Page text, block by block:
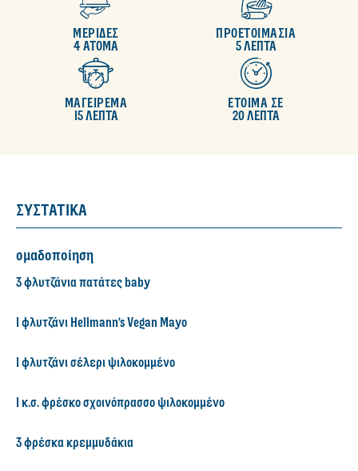
4 ΑΤΟΜΑ
ΜΕΡΙΔΕΣ
5 ΛΕΠΤΑ
ΠΡΟΕΤΟΙΜΑΣΙΑ
15 ΛΕΠΤΑ
ΜΑΓΕΙΡΕΜΑ
20 ΛΕΠΤΑ
ΕΤΟΙΜΑ ΣΕ
ΣΥΣΤΑΤΙΚΑ
ομαδοποίηση
3 φλυτζάνια πατάτες baby
1 φλυτζάνι Hellmann's Vegan Mayo
1 φλυτζάνι σέλερι ψιλοκομμένο
1 κ.σ. φρέσκο σχοινόπρασσο ψιλοκομμένο
3 φρέσκα κρεμμυδάκια